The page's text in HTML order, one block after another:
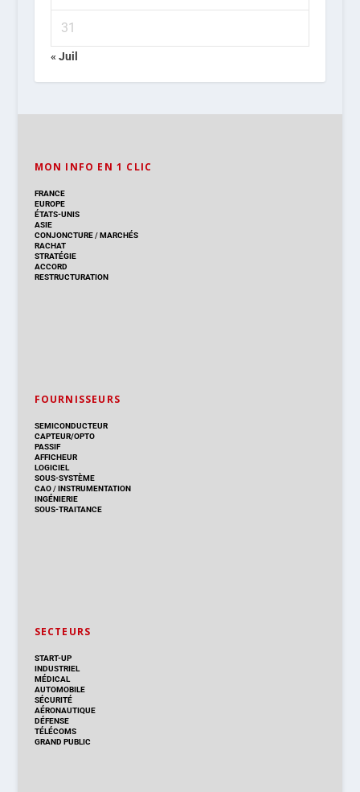
31
« Juil
MON INFO EN 1 CLIC
FRANCE
EUROPE
ÉTATS-UNIS
ASIE
CONJONCTURE/MARCHÉS
RACHAT
STRATÉGIE
ACCORD
RESTRUCTURATION
FOURNISSEURS
SEMICONDUCTEUR
CAPTEUR/OPTO
PASSIF
AFFICHEUR
LOGICIEL
SOUS-SYSTÈME
CAO/INSTRUMENTATION
INGÉNIERIE
SOUS-TRAITANCE
SECTEURS
START-UP
INDUSTRIEL
MÉDICAL
AUTOMOBILE
SÉCURITÉ
AÉRONAUTIQUE
DÉFENSE
TÉLÉCOMS
GRAND PUBLIC